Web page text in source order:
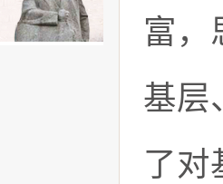
富，
基层
了对